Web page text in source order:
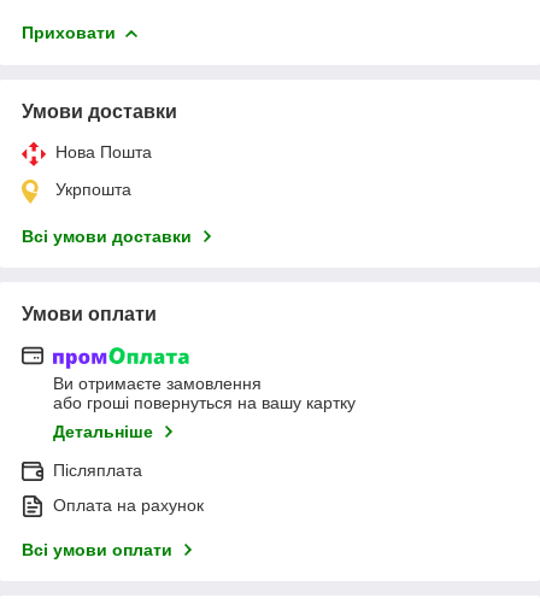
Приховати
Умови доставки
Нова Пошта
Укрпошта
Всі умови доставки
Умови оплати
Ви отримаєте замовлення
або гроші повернуться на вашу картку
Детальніше
Післяплата
Оплата на рахунок
Всі умови оплати